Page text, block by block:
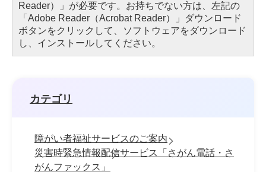
Reader）」が必要です。お持ちでない方は、左記の
「Adobe Reader（Acrobat Reader）」ダウンロード
ボタンをクリックして、ソフトウェアをダウンロード
し、インストールしてください。
カテゴリ
障がい者福祉サービスのご案内
災害時緊急情報配信サービス「さがん電話・さ
がんファックス」